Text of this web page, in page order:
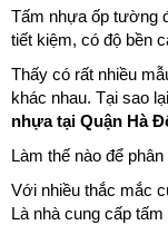
Tấm nhựa ốp tường
tiết kiệm, có độ bền
Thấy có rất nhiều
khác nhau. Tại sao
nhựa tại Quận Hà
Làm thế nào để
Với nhiều thắc mắc
Là nhà cung cấp